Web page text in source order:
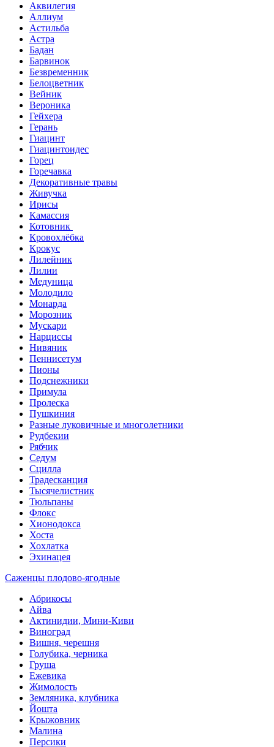
Аквилегия
Аллиум
Астильба
Астра
Бадан
Барвинок
Безвременник
Белоцветник
Вейник
Вероника
Гейхера
Герань
Гиацинт
Гиацинтоидес
Горец
Горечавка
Декоративные травы
Живучка
Ирисы
Камассия
Котовник
Кровохлёбка
Крокус
Лилейник
Лилии
Медуница
Молодило
Монарда
Морозник
Мускари
Нарциссы
Нивяник
Пеннисетум
Пионы
Подснежники
Примула
Пролеска
Пушкиния
Разные луковичные и многолетники
Рудбекии
Рябчик
Седум
Сцилла
Традесканция
Тысячелистник
Тюльпаны
Флокс
Хионодокса
Хоста
Хохлатка
Эхинацея
Саженцы плодово-ягодные
Абрикосы
Айва
Актинидии, Мини-Киви
Виноград
Вишня, черешня
Голубика, черника
Груша
Ежевика
Жимолость
Земляника, клубника
Йошта
Крыжовник
Малина
Персики